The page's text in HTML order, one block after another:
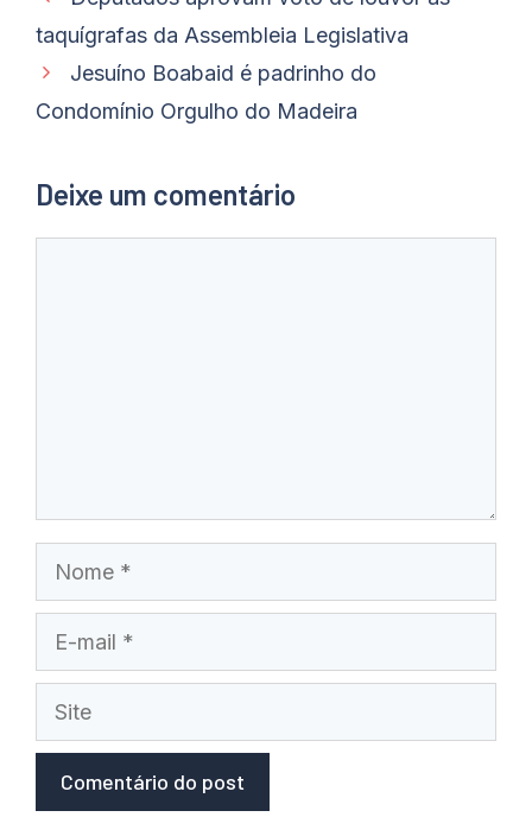
taquígrafas da Assembleia Legislativa
Jesuíno Boabaid é padrinho do
Condomínio Orgulho do Madeira
Deixe um comentário
Nome
mail
Site